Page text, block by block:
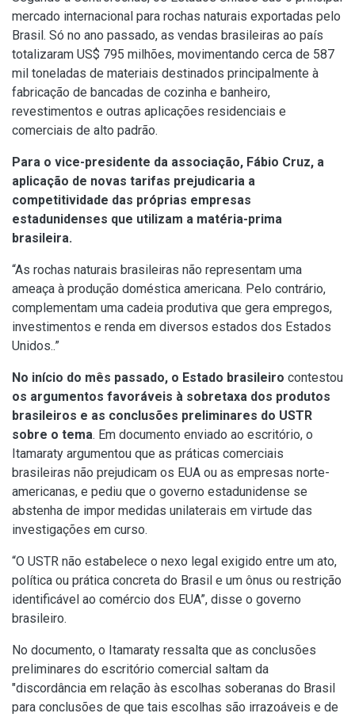
mercado internacional para rochas naturais exportadas pelo
Brasil. Só no ano passado, as vendas brasileiras ao país
totalizaram US$ 795 milhões, movimentando cerca de 587
mil toneladas de materiais destinados principalmente à
fabricação de bancadas de cozinha e banheiro,
revestimentos e outras aplicações residenciais e
comerciais de alto padrão.
Para o vice-presidente da associação, Fábio Cruz, a
aplicação de novas tarifas prejudicaria a
competitividade das próprias empresas
estadunidenses que utilizam a matéria-prima
brasileira.
“As rochas naturais brasileiras não representam uma
ameaça à produção doméstica americana. Pelo contrário,
complementam uma cadeia produtiva que gera empregos,
investimentos e renda em diversos estados dos Estados
Unidos..”
No início do mês passado, o Estado brasileiro contestou
os argumentos favoráveis à sobretaxa dos produtos
brasileiros e as conclusões preliminares do USTR
sobre o tema. Em documento enviado ao escritório, o
Itamaraty argumentou que as práticas comerciais
brasileiras não prejudicam os EUA ou as empresas norte-
americanas, e pediu que o governo estadunidense se
abstenha de impor medidas unilaterais em virtude das
investigações em curso.
“O USTR não estabelece o nexo legal exigido entre um ato,
política ou prática concreta do Brasil e um ônus ou restrição
identificável ao comércio dos EUA”, disse o governo
brasileiro.
No documento, o Itamaraty ressalta que as conclusões
preliminares do escritório comercial saltam da
"discordância em relação às escolhas soberanas do Brasil
para conclusões de que tais escolhas são irrazoáveis e de